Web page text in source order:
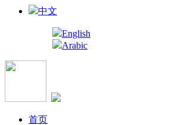
中文
English
Arabic
首页